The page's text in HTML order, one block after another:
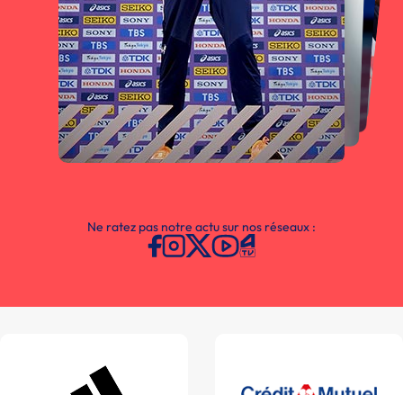
Ne ratez pas notre actu sur nos réseaux :